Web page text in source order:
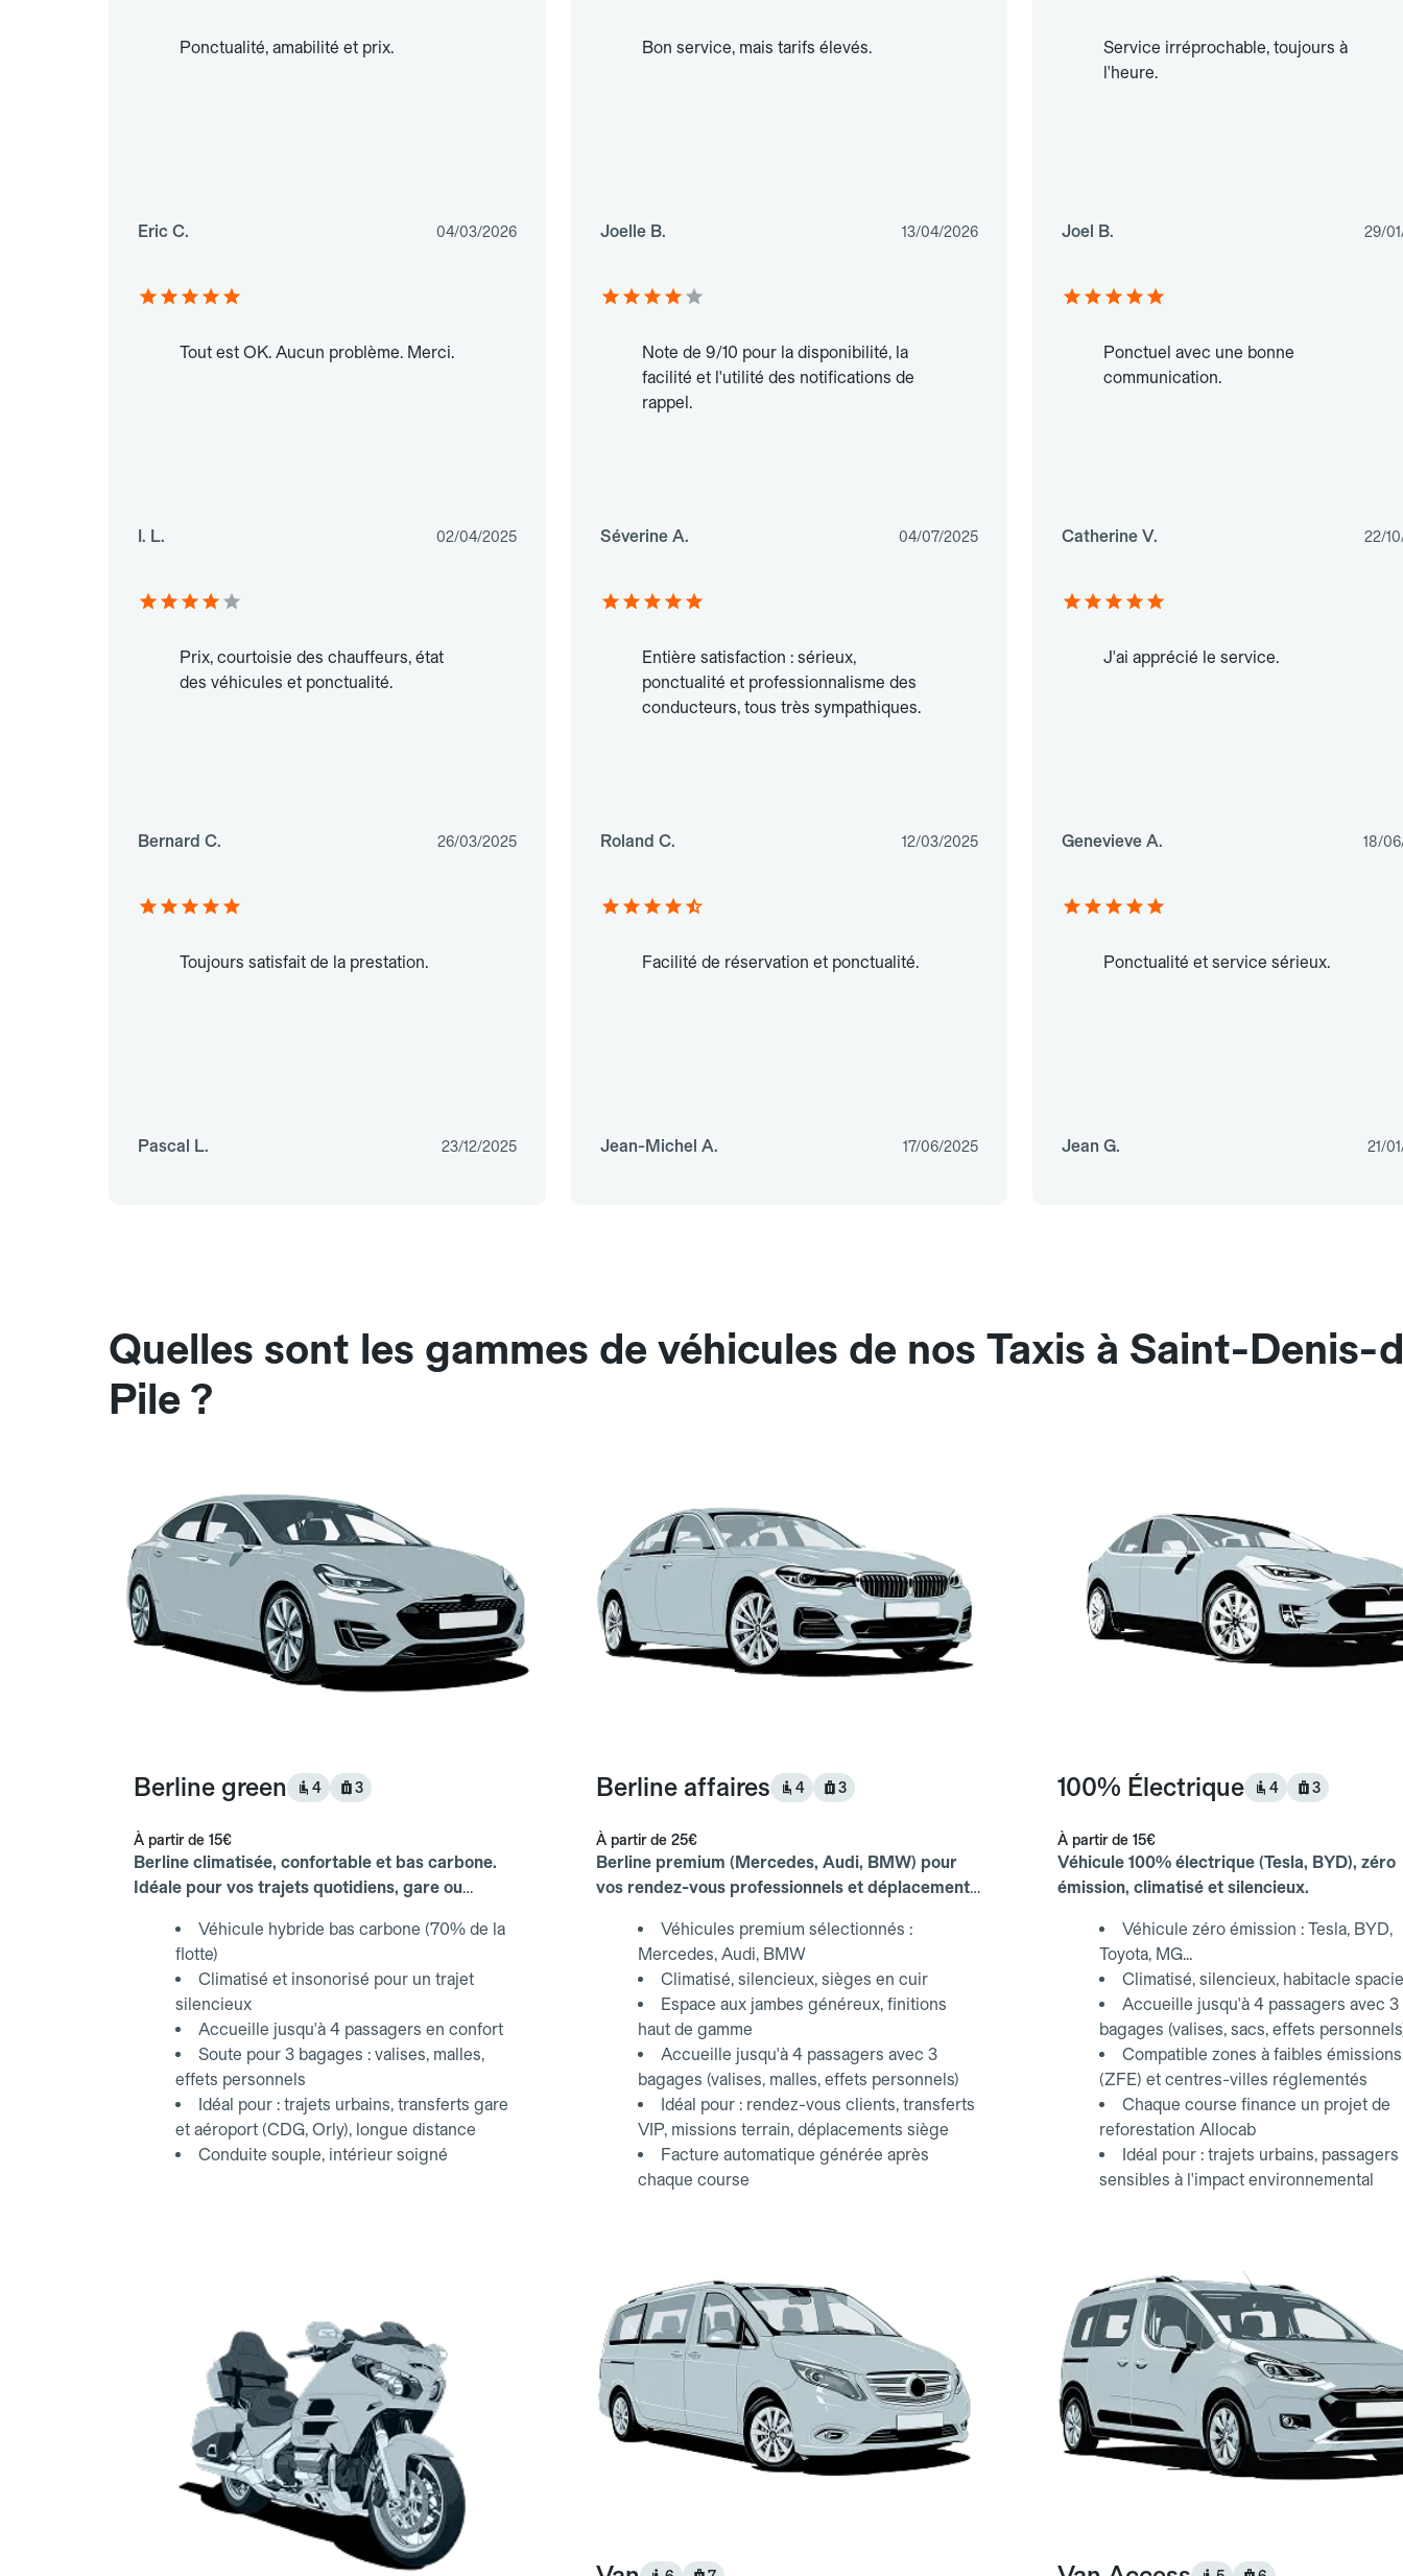
Ponctualité, amabilité et prix.
Eric C. 04/03/2026
Bon service, mais tarifs élevés.
Joelle B. 13/04/2026
Service irréprochable, toujours à
l'heure.
Joel B. 29/
Tout est OK. Aucun problème. Merci.
I. L. 02/04/2025
Note de 9/10 pour la disponibilité, la
facilité et l'utilité des notifications de
rappel.
Séverine A. 04/07/2025
Ponctuel avec une bonne
communication.
Catherine V. 22/
Prix, courtoisie des chauffeurs, état
des véhicules et ponctualité.
Bernard C. 26/03/2025
Entière satisfaction : sérieux,
ponctualité et professionnalisme des
conducteurs, tous très sympathiques.
Roland C. 12/03/2025
J'ai apprécié le service.
Genevieve A. 18/
Toujours satisfait de la prestation.
Pascal L. 23/12/2025
Facilité de réservation et ponctualité.
Jean-Michel A. 17/06/2025
Ponctualité et service sérieux.
Jean G. 21/
Quelles sont les gammes de véhicules de nos Taxis à Saint-Denis-
Pile ?
Berline green 4 3
À partir de 15€
Berline climatisée, confortable et bas carbone.
Idéale pour vos trajets quotidiens, gare ou
Véhicule hybride bas carbone (70% de la
flotte)
Climatisé et insonorisé pour un trajet
silencieux
Accueille jusqu'à 4 passagers en confort
Soute pour 3 bagages : valises, malles,
effets personnels
Idéal pour : trajets urbains, transferts gare
et aéroport (CDG, Orly), longue distance
Conduite souple, intérieur soigné
Berline affaires 4 3
À partir de 25€
Berline premium (Mercedes, Audi, BMW) pour
vos rendez-vous professionnels et déplacements
Véhicules premium sélectionnés :
Mercedes, Audi, BMW
Climatisé, silencieux, sièges en cuir
Espace aux jambes généreux, finitions
haut de gamme
Accueille jusqu'à 4 passagers avec 3
bagages (valises, malles, effets personnels)
Idéal pour : rendez-vous clients, transferts
VIP, missions terrain, déplacements siège
Facture automatique générée après
chaque course
100% Électrique 4 3
À partir de 15€
Véhicule 100% électrique (Tesla, BYD), zéro
émission, climatisé et silencieux.
Véhicule zéro émission : Tesla, BYD,
Toyota, MG...
Climatisé, silencieux, habitacle
Accueille jusqu'à 4 passagers avec 3
bagages (valises, sacs, effets
Compatible zones à faibles émissions
(ZFE) et centres-villes réglementés
Chaque course finance un projet de
reforestation Allocab
Idéal pour : trajets urbains, passagers
sensibles à l'impact environnemental